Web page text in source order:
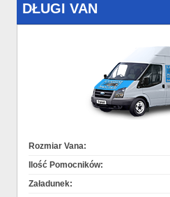
DŁUGI VAN
Rozmiar Vana:
Ilość Pomocników:
Załadunek: